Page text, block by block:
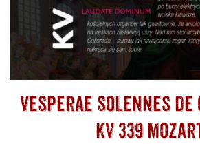
Vesperae solennes
KV 339